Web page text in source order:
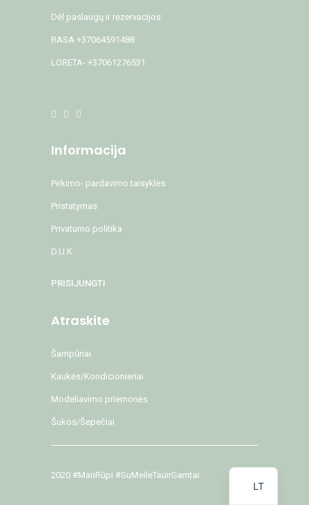
Dėl paslaugų ir rezervacijos:
RASA +37064591488
LORETA- +37061276531
Informacija
Pirkimo- pardavimo taisyklės
Pristatymas
Privatumo politika
D.U.K
PRISIJUNGTI
Atraskite
Šampūnai
Kaukės/Kondicionieriai
Modeliavimo priemonės
Šukos/Šepečiai
2020 #ManRūpi #SuMeileTauirGamtai
LT